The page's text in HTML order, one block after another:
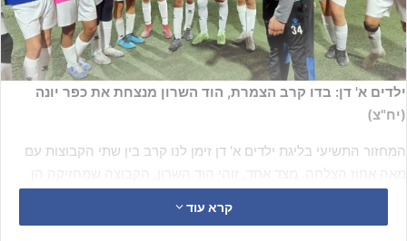
ילדים א' דן: בדו קרב הצמרת, הוד השרון מנצחת את כפר יונה
(יח"צ)
המחזור התשיעי בליגת ילדים א' דן זימן לנו קרב בין שתי הקבוצות עם
בהתקפה והן בהגנה הטובה בליגה. מצד שני, זוהי כפר יונה, שלמרות
מספר משחקים חסרים, גם היא מחזיקה במאזן מושלם.
קרא עוד